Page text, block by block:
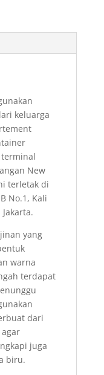
keluarga
terminal
New
terletak di
No.1, Kali
yang
warna
terdapat
dari
juga
biru.